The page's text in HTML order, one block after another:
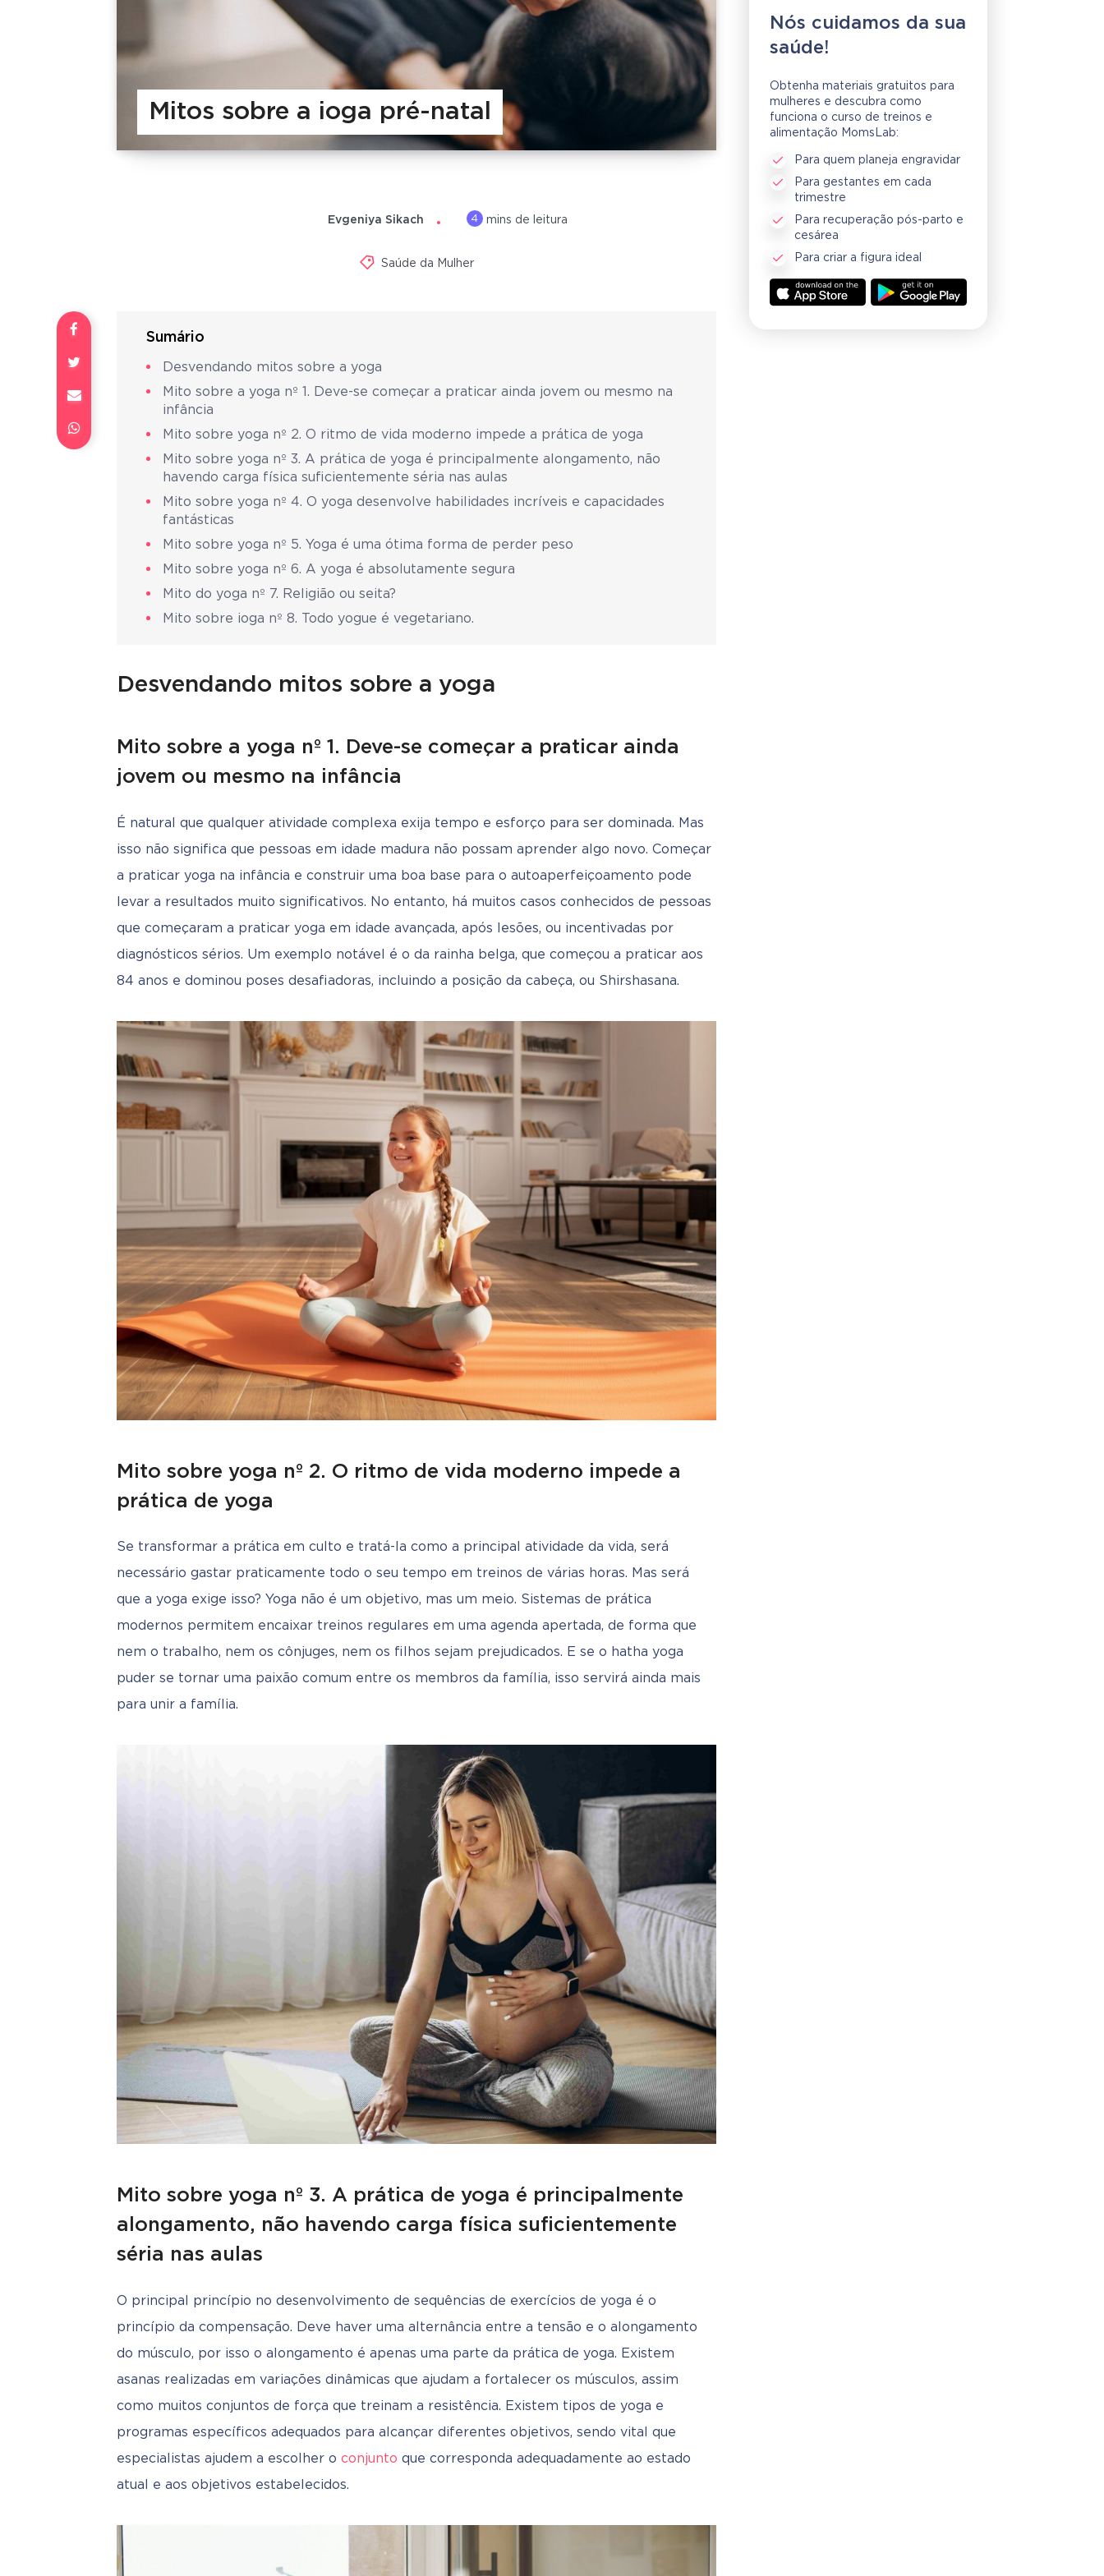
Mitos sobre a ioga pré-natal
Evgeniya Sikach 4 mins de leitura
Saúde da Mulher
Sumário
Desvendando mitos sobre a yoga
Mito sobre a yoga nº 1. Deve-se começar a praticar ainda jovem ou mesmo na
infância
Mito sobre yoga nº 2. O ritmo de vida moderno impede a prática de yoga
Mito sobre yoga nº 3. A prática de yoga é principalmente alongamento, não
havendo carga física suficientemente séria nas aulas
Mito sobre yoga nº 4. O yoga desenvolve habilidades incríveis e capacidades
fantásticas
Mito sobre yoga nº 5. Yoga é uma ótima forma de perder peso
Mito sobre yoga nº 6. A yoga é absolutamente segura
Mito do yoga nº 7. Religião ou seita?
Mito sobre ioga nº 8. Todo yogue é vegetariano.
Desvendando mitos sobre a yoga
Mito sobre a yoga nº 1. Deve-se começar a praticar ainda
jovem ou mesmo na infância
É natural que qualquer atividade complexa exija tempo e esforço para ser dominada. Mas
isso não significa que pessoas em idade madura não possam aprender algo novo. Começar
a praticar yoga na infância e construir uma boa base para o autoaperfeiçoamento pode
levar a resultados muito significativos. No entanto, há muitos casos conhecidos de pessoas
que começaram a praticar yoga em idade avançada, após lesões, ou incentivadas por
diagnósticos sérios. Um exemplo notável é o da rainha belga, que começou a praticar aos
84 anos e dominou poses desafiadoras, incluindo a posição da cabeça, ou Shirshasana.
Mito sobre yoga nº 2. O ritmo de vida moderno impede a
prática de yoga
Se transformar a prática em culto e tratá-la como a principal atividade da vida, será
necessário gastar praticamente todo o seu tempo em treinos de várias horas. Mas será
que a yoga exige isso? Yoga não é um objetivo, mas um meio. Sistemas de prática
modernos permitem encaixar treinos regulares em uma agenda apertada, de forma que
nem o trabalho, nem os cônjuges, nem os filhos sejam prejudicados. E se o hatha yoga
puder se tornar uma paixão comum entre os membros da família, isso servirá ainda mais
para unir a família.
Mito sobre yoga nº 3. A prática de yoga é principalmente
alongamento, não havendo carga física suficientemente
séria nas aulas
O principal princípio no desenvolvimento de sequências de exercícios de yoga é o
princípio da compensação. Deve haver uma alternância entre a tensão e o alongamento
do músculo, por isso o alongamento é apenas uma parte da prática de yoga. Existem
asanas realizadas em variações dinâmicas que ajudam a fortalecer os músculos, assim
como muitos conjuntos de força que treinam a resistência. Existem tipos de yoga e
programas específicos adequados para alcançar diferentes objetivos, sendo vital que
especialistas ajudem a escolher o conjunto que corresponda adequadamente ao estado
atual e aos objetivos estabelecidos.
Nós cuidamos da sua
saúde!
Obtenha materiais gratuitos para
mulheres e descubra como
funciona o curso de treinos e
alimentação MomsLab:
Para quem planeja engravidar
Para gestantes em cada
trimestre
Para recuperação pós-parto e
cesárea
Para criar a figura ideal